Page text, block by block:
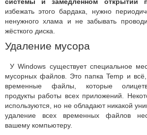
избежать этого бардака, нужно
ненужного хлама и не забывать
жёсткого диска.
Удаление мусора
У Windows существует специальное
мусорных файлов. Это папка Temp и
временные файлы, которые
продукты работы всех приложений.
используются, но не обладают никакой
удаление всех временных файлов
вашему компьютеру.